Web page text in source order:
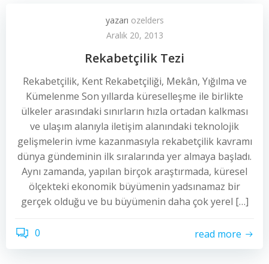
yazarı ozelders
Aralık 20, 2013
Rekabetçilik Tezi
Rekabetçilik, Kent Rekabetçiliği, Mekân, Yığılma ve
Kümelenme Son yıllarda küreselleşme ile birlikte
ülkeler arasındaki sınırların hızla ortadan kalkması
ve ulaşım alanıyla iletişim alanındaki teknolojik
gelişmelerin ivme kazanmasıyla rekabetçilik kavramı
dünya gündeminin ilk sıralarında yer almaya başladı.
Aynı zamanda, yapılan birçok araştırmada, küresel
ölçekteki ekonomik büyümenin yadsınamaz bir
gerçek olduğu ve bu büyümenin daha çok yerel […]
0 read more